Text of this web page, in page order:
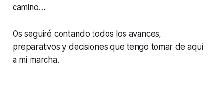
camino…
Os seguiré contando todos los avances,
preparativos y decisiones que tengo tomar de aquí
a mi marcha.